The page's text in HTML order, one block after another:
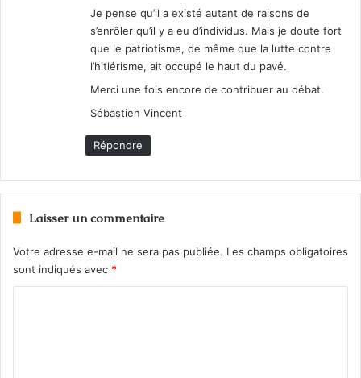
Je pense qu’il a existé autant de raisons de
s’enrôler qu’il y a eu d’individus. Mais je doute fort
que le patriotisme, de même que la lutte contre
l’hitlérisme, ait occupé le haut du pavé.
Merci une fois encore de contribuer au débat.
Sébastien Vincent
Répondre
Laisser un commentaire
Votre adresse e-mail ne sera pas publiée. Les champs obligatoires
sont indiqués avec *